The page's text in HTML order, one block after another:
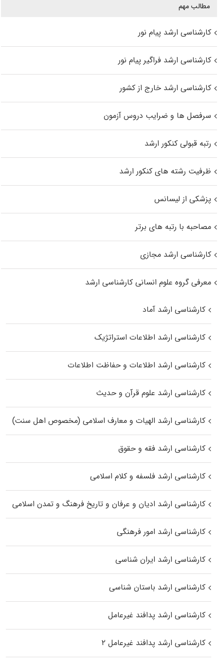
مطالب مهم
کارشناسی ارشد پیام نور
کارشناسی ارشد فراگیر پیام نور
کارشناسی ارشد خارج از کشور
سرفصل ها و ضرایب دروس آزمون
رتبه قبولی کنکور ارشد
ظرفیت رشته های کنکور ارشد
پزشکی از لیسانس
مصاحبه با رتبه های برتر
کارشناسی ارشد مجازی
معرفی گروه علوم انسانی کارشناسی ارشد
کارشناسی ارشد آماد
کارشناسی ارشد اطلاعات استراتژیک
کارشناسی ارشد اطلاعات و حفاظت اطلاعات
کارشناسی ارشد علوم قرآن و حدیث
کارشناسی ارشد الهیات و معارف اسلامی (مخصوص اهل سنت)
کارشناسی ارشد فقه و حقوق
کارشناسی ارشد فلسفه و کلام اسلامی
کارشناسی ارشد ادیان و عرفان و تاریخ فرهنگ و تمدن اسلامی
کارشناسی ارشد امور فرهنگی
کارشناسی ارشد ایران شناسی
کارشناسی ارشد باستان شناسی
کارشناسی ارشد پدافند غیرعامل
کارشناسی ارشد پدافند غیرعامل ۲